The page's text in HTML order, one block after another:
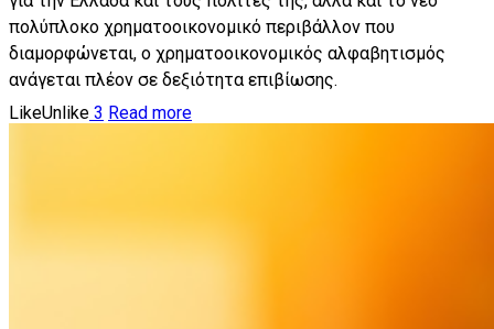
πολύπλοκο χρηματοοικονομικό περιβάλλον που
διαμορφώνεται, ο χρηματοοικονομικός αλφαβητισμός
ανάγεται πλέον σε δεξιότητα επιβίωσης.
LikeUnlike 3 Read more